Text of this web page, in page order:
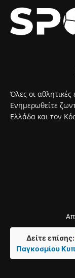
Όλες οι αθλητικές
Ενημερωθείτε
Ελλάδα και τον
Δείτε επίσης:
Παγκοσμίου